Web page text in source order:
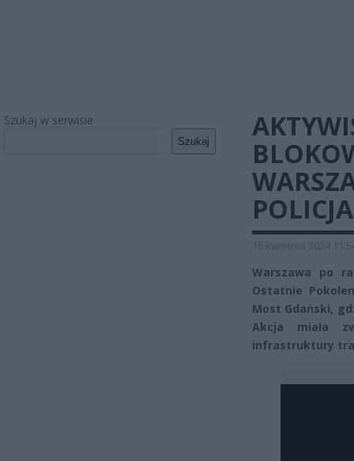
Szukaj w serwisie
Szukaj
POLICJA
16 kwietnia 2024
Warszawa po
Ostatnie
Most Gdański,
Akcja miała
infrastruktury